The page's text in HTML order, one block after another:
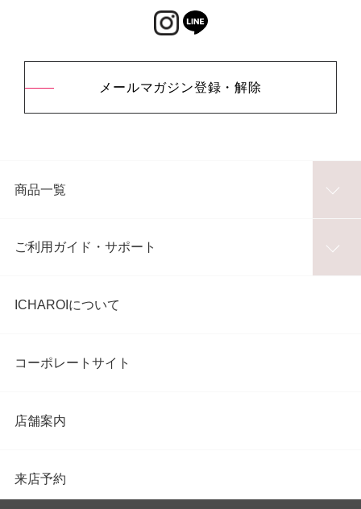
メールマガジン登録・解除
商品一覧
ご利用ガイド・サポート
ICHAROIについて
コーポレートサイト
店舗案内
来店予約